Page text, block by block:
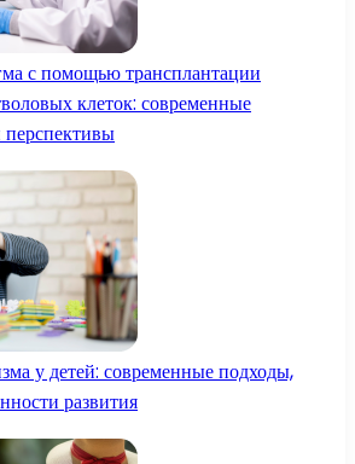
с помощью трансплантации
клеток: современные
перспективы
у детей: современные подходы,
развития